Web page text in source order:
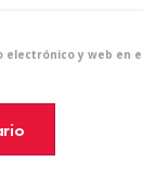
electrónico y web en